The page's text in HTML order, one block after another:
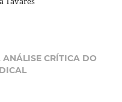
CRÍTICA DO